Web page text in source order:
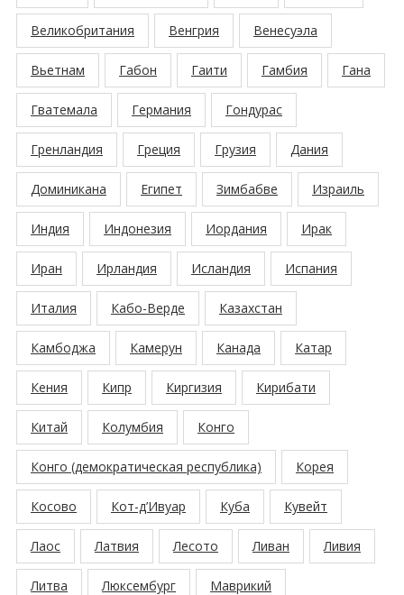
Великобритания Венгрия Венесуэла
Вьетнам Габон Гаити Гамбия Гана
Гватемала Германия Гондурас
Гренландия Греция Грузия Дания
Доминикана Египет Зимбабве Израиль
Индия Индонезия Иордания Ирак
Иран Ирландия Исландия Испания
Италия Кабо-Верде Казахстан
Камбоджа Камерун Канада Катар
Кения Кипр Киргизия Кирибати
Китай Колумбия Конго
Конго (демократическая республика) Корея
Косово Кот-д’Ивуар Куба Кувейт
Лаос Латвия Лесото Ливан Ливия
Литва Люксембург Маврикий